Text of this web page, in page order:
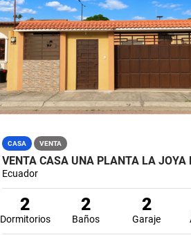
CASA VENTA
Ecuador
2
Dormitorios
2
Baños
2
Garaje